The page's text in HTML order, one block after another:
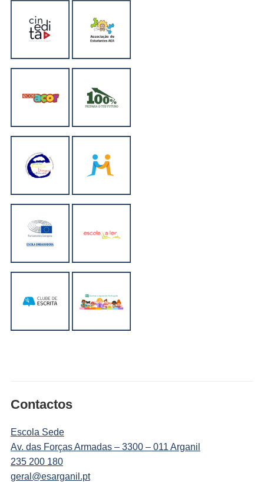
Contactos
Escola Sede
Av. das Forças Armadas – 3300 – 011 Arganil
235 200 180
geral@esarganil.pt